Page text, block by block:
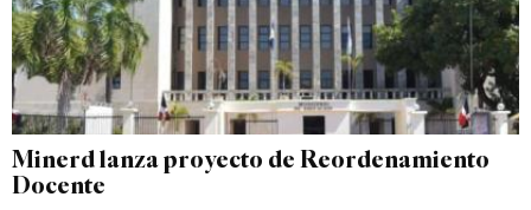
Minerd lanza proyecto de Reordenamiento
Docente